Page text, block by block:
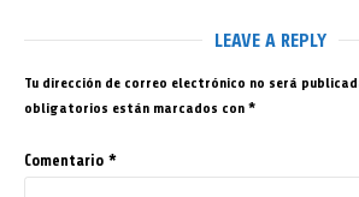
LEAVE A REPLY
Tu dirección de correo electrónico no será
obligatorios están marcados con *
Comentario *